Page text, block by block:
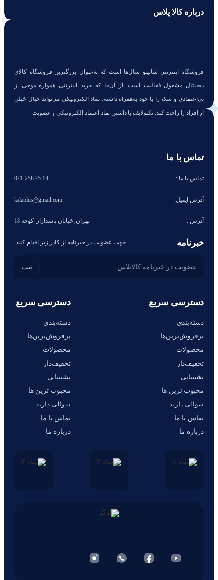
درباره کالا پلاس
فروشگاه اینترنتی شاپینو سال‌ها است که به‌عنوان بزرگترین فروشگاه کالای
دیجیتال مشغول فعالیت است. از آن‌جا که خرید اینترنتی همواره موجی از
بی‌اعتمادی و شک را با خود به‌همراه داشته، نماد الکترونیکی می‌تواند خیال خیلی
از افراد را راحت کند. تکنولایف با داشتن نماد اعتماد الکترونیکی و عضویت
دسترسی سریع
دسته‌بندی
پرفروش‌ترین‌ها
محصولات
تخفیف‌دار
پشتیبانی
محبوب ترین ها
سوالی دارید
تماس با ما
درباره ما
تماس با ما
تماس با ما : 14 25 021-258
آدرس ایمیل: kalaplus@gmail.com
آدرس : تهران, خیابان پاسداران کوچه 18
خبرنامه جهت عضویت در خبرنامه از کادر زیر اقدام کنید.
دسترسی سریع
دسته‌بندی
پرفروش‌ترین‌ها
محصولات
تخفیف‌دار
پشتیبانی
محبوب ترین ها
سوالی دارید
تماس با ما
درباره ما